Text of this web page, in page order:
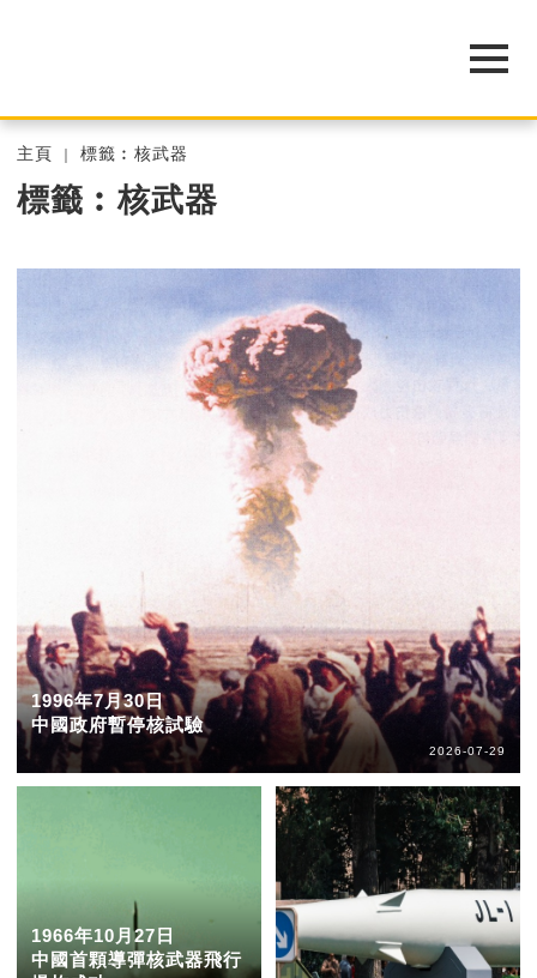
主頁 標籤︰核武器
標籤︰核武器
1996年7月30日
中國政府暫停核試驗
2026-07-29
1966年10月27日
中國首顆導彈核武器飛行